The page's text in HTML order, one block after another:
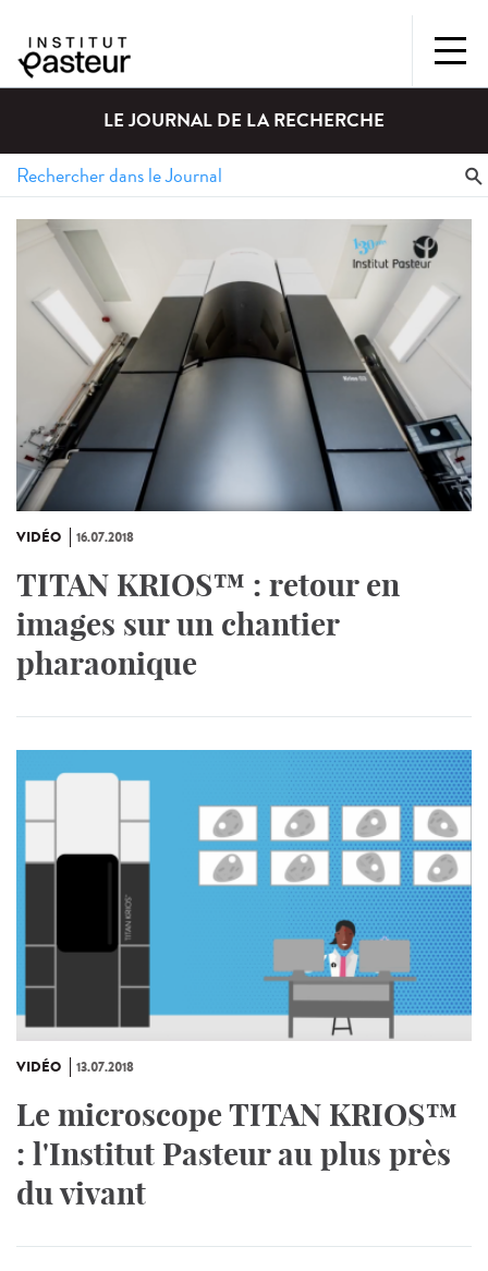
LE JOURNAL DE LA RECHERCHE
VIDÉO 16.07.2018
TITAN KRIOS™ : retour en
images sur un chantier
pharaonique
VIDÉO 13.07.2018
Le microscope TITAN KRIOS™
: l'Institut Pasteur au plus près
du vivant